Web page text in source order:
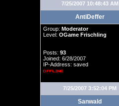
7/25/2007 10:48:43 AM
AntiDeffer
Group: Moderator
Level: OGame Frischling
Posts: 93
Joined: 6/28/2007
IP-Address: saved
7/25/2007 3:52:04 PM
Sanwald